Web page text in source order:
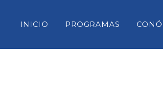
INICIO PROGRAMAS